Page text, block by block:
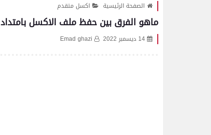
الصفحة الرئيسية اكسل متقدم
ماهو الفرق بين حفظ ملف الاكسل بامتداد Xlsb -Xlsm - Xls
14 ديسمبر 2022 Emad ghazi